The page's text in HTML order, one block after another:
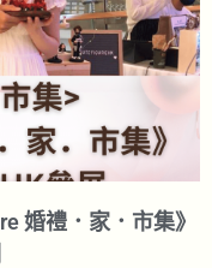
婚禮．家．市集》